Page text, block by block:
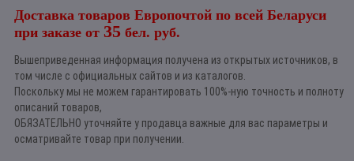
Доставка товаров Европочтой по всей Беларуси
при заказе от 35 бел. руб.
Вышеприведенная информация получена из открытых источников, в
том числе с официальных сайтов и из каталогов.
Поскольку мы не можем гарантировать 100%-ную точность и полноту
описаний товаров,
ОБЯЗАТЕЛЬНО уточняйте у продавца важные для вас параметры и
осматривайте товар при получении.